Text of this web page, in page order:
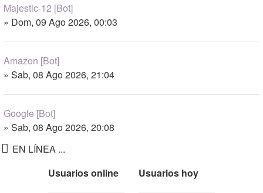
Majestic-12 [Bot]
» Dom, 09 Ago 2026, 00:03
Amazon [Bot]
» Sab, 08 Ago 2026, 21:04
Google [Bot]
» Sab, 08 Ago 2026, 20:08
EN LÍNEA ...
Usuarios online
Usuarios hoy